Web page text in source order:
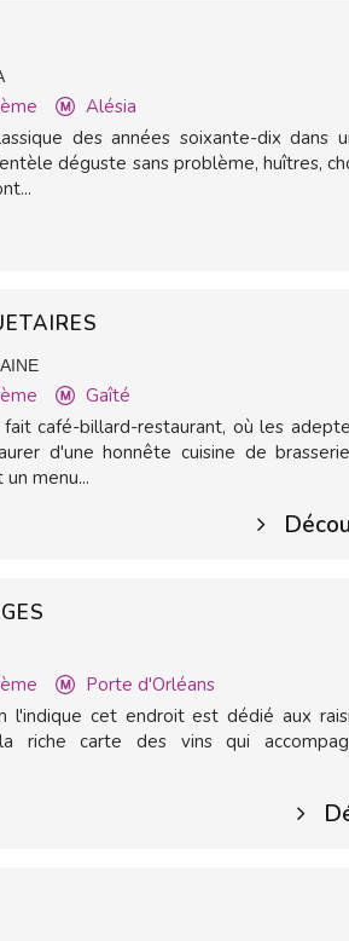
Alésia
des années soixante-dix dans
déguste sans problème, huîtres,
Gaîté
café-billard-restaurant, où les
d'une honnête cuisine de
menu...
Porte d'Orléans
l'indique cet endroit est dédié aux
riche carte des vins qui